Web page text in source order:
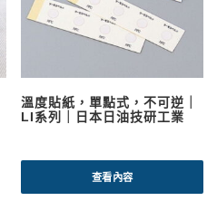
溫度貼紙，單點式，不可逆｜
LI系列｜日本日油技研工業
查看內容